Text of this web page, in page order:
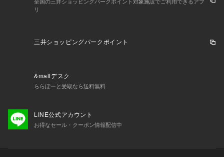
全国の三井ショッピングパークポイント対象施設でご利用できるアプ
リ
三井ショッピングパークポイント
&mallデスク
ららぽーと受取なら送料無料
LINE公式アカウント
お得なセール・クーポン情報配信中